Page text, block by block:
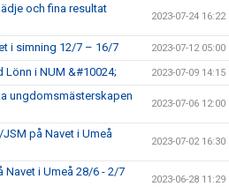
och fina resultat
2023-07-24 16:22
i simning 12/7 – 16/7 2023-07-12 05:00
Lönn i NUM &#10024; 2023-07-09 14:15
ungdomsmästerskapen
2023-07-06 12:00
på Navet i Umeå
2023-07-02 16:30
Navet i Umeå 28/6 - 2/7
2023-06-28 11:29